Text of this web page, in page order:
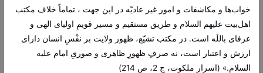
خواب‌ها و مکاشفات و امور غیر عادیّه در این جهت ، تماماً خلاف مکتب
اهل‌بیت علیهم السلام و طریق مستقیم و مسیر قویمِ اولیای الهی و
عرفای باللَه است. در مکتب تشیّع، ظهور ولایت بر نفْسِ انسان دارای
ارزش و اعتبار است، نه صرفِ ظهورِ ظاهری و صوریِ امام علیه
السلام.» (اسرار ملکوت، ج 2، ص 214)